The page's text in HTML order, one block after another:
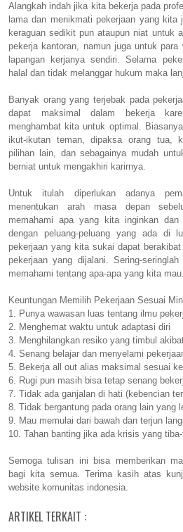
Alangkah indah jika kita bekerja pada
lama dan menikmati pekerjaan yang
keraguan sedikit pun ataupun niat untuk
pekerja kantoran, namun juga untuk para
lapangan kerjanya sendiri. Selama
halal dan tidak melanggar hukum maka
Banyak orang yang terjebak pada
dapat maksimal dalam bekerja
menghambat kita untuk optimal.
ikut-ikutan teman, dipaksa orang tua,
pilihan lain, dan sebagainya mudah
berniat untuk mengakhiri karirnya.
Untuk itulah diperlukan adanya
menentukan arah masa depan
memahami apa yang kita inginkan dan
dengan peluang-peluang yang ada di
pekerjaan yang kita sukai dapat
pekerjaan yang dijalani. Sering-
memahami tentang apa-apa yang kita mau.
Keuntungan Memilih Pekerjaan Sesuai
1. Punya wawasan luas tentang ilmu
2. Menghemat waktu untuk adaptasi diri
3. Menghilangkan resiko yang timbul
4. Senang belajar dan menyelami
5. Bekerja all out alias maksimal sesuai
6. Rugi pun masih bisa tetap senang
7. Tidak ada ganjalan di hati (kebencian
8. Tidak bergantung pada orang lain yang
9. Mau memulai dari bawah dan terjun
10. Tahan banting jika ada krisis yang
Semoga tulisan ini bisa memberikan
bagi kita semua. Terima kasih atas
website komunitas indonesia.
ARTIKEL TERKAIT :